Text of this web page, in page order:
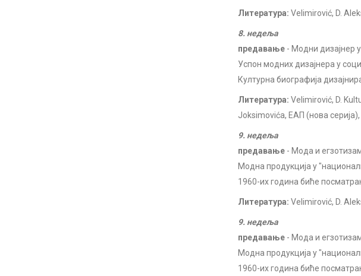
Литература: Velimirović, D.
8. недеља
предавање - Модни дизајнер
Успон модних дизајнера у
Културна биографија
Литература: Velimirović, D.
Joksimovića, ЕАП (нова серија),
9. недеља
предавање - Мода и
Модна продукција у
1960-их година биће
Литература: Velimirović, D.
9. недеља
предавање - Мода и
Модна продукција у
1960-их година биће